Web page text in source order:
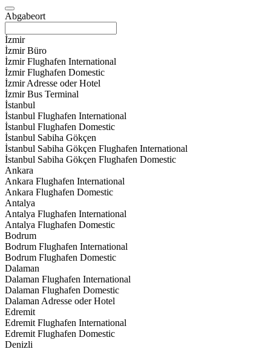
Abgabeort
İzmir
İzmir Büro
İzmir Flughafen International
İzmir Flughafen Domestic
İzmir Adresse oder Hotel
İzmir Bus Terminal
İstanbul
İstanbul Flughafen International
İstanbul Flughafen Domestic
İstanbul Sabiha Gökçen
İstanbul Sabiha Gökçen Flughafen International
İstanbul Sabiha Gökçen Flughafen Domestic
Ankara
Ankara Flughafen International
Ankara Flughafen Domestic
Antalya
Antalya Flughafen International
Antalya Flughafen Domestic
Bodrum
Bodrum Flughafen International
Bodrum Flughafen Domestic
Dalaman
Dalaman Flughafen International
Dalaman Flughafen Domestic
Dalaman Adresse oder Hotel
Edremit
Edremit Flughafen International
Edremit Flughafen Domestic
Denizli